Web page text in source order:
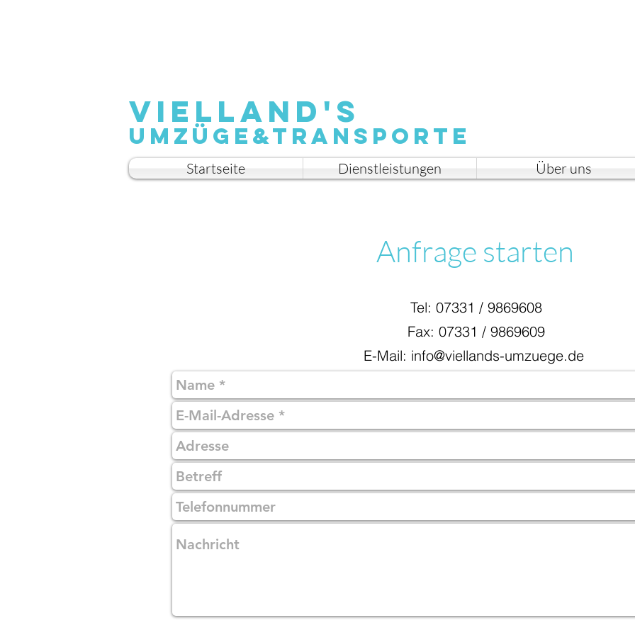
Vielland's
Umzüge&Transporte
Startseite Dienstleistungen Über uns
Anfrage starten
Tel: 07331 / 9869608
Fax: 07331 / 9869609
E-Mail: info@viellands-umzuege.de